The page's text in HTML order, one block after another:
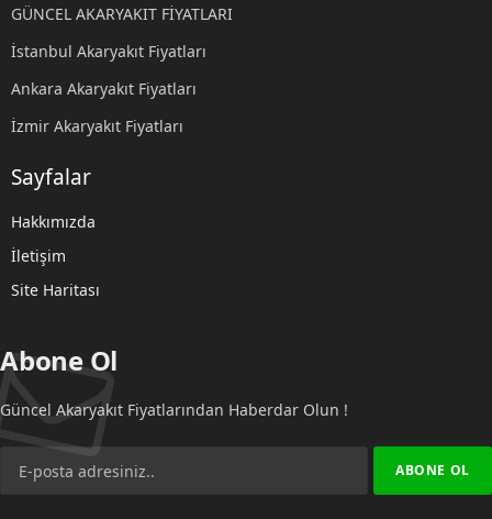
GÜNCEL AKARYAKIT FİYATLARI
İstanbul Akaryakıt Fiyatları
Ankara Akaryakıt Fiyatları
İzmir Akaryakıt Fiyatları
Sayfalar
Hakkımızda
İletişim
Site Haritası
Abone Ol
Güncel Akaryakıt Fiyatlarından Haberdar Olun !